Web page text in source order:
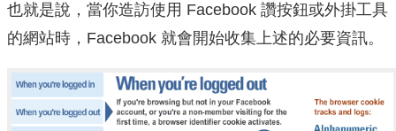
也就是說，當你造訪使用 Facebook 讚按鈕或外掛工具
的網站時，Facebook 就會開始收集上述的必要資訊。